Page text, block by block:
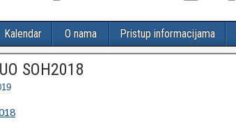
Kalendar O nama Pristup informacijama
SOH2018